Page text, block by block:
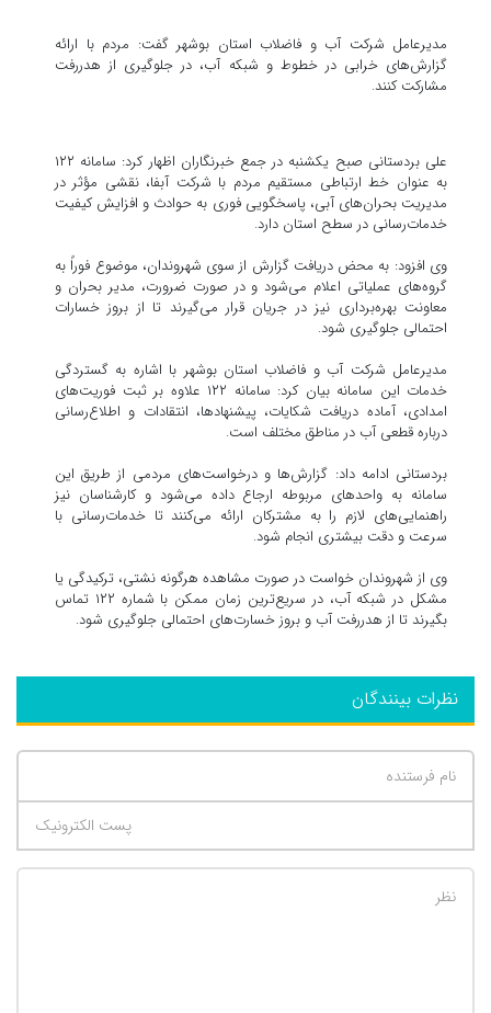
مدیرعامل شرکت آب و فاضلاب استان بوشهر گفت: مردم با ارائه
گزارش‌های خرابی در خطوط و شبکه آب، در جلوگیری از هدررفت
مشارکت کنند.
علی بردستانی صبح یکشنبه در جمع خبرنگاران اظهار کرد: سامانه ۱۲۲
به عنوان خط ارتباطی مستقیم مردم با شرکت آبفا، نقشی مؤثر در
مدیریت بحران‌های آبی، پاسخگویی فوری به حوادث و افزایش کیفیت
خدمات‌رسانی در سطح استان دارد.
وی افزود: به محض دریافت گزارش از سوی شهروندان، موضوع فوراً به
گروه‌های عملیاتی اعلام می‌شود و در صورت ضرورت، مدیر بحران و
معاونت بهره‌برداری نیز در جریان قرار می‌گیرند تا از بروز خسارات
احتمالی جلوگیری شود.
مدیرعامل شرکت آب و فاضلاب استان بوشهر با اشاره به گستردگی
خدمات این سامانه بیان کرد: سامانه ۱۲۲ علاوه بر ثبت فوریت‌های
امدادی، آماده دریافت شکایات، پیشنهادها، انتقادات و اطلاع‌رسانی
درباره قطعی آب در مناطق مختلف است.
بردستانی ادامه داد: گزارش‌ها و درخواست‌های مردمی از طریق این
سامانه به واحدهای مربوطه ارجاع داده می‌شود و کارشناسان نیز
راهنمایی‌های لازم را به مشترکان ارائه می‌کنند تا خدمات‌رسانی با
سرعت و دقت بیشتری انجام شود.
وی از شهروندان خواست در صورت مشاهده هرگونه نشتی، ترکیدگی یا
مشکل در شبکه آب، در سریع‌ترین زمان ممکن با شماره ۱۲۲ تماس
بگیرند تا از هدررفت آب و بروز خسارت‌های احتمالی جلوگیری شود.
نظرات بینندگان